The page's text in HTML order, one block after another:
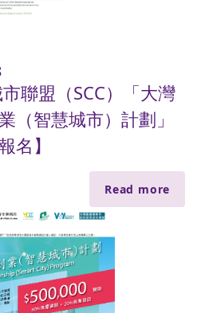
市聯盟（SCC）「大灣
（智慧城市）計劃」
名】
Read more